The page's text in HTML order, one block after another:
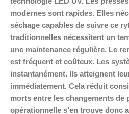
modernes sont rapides. Elles
séchage capables de suivre ce
traditionnelles nécessitent un
une maintenance régulière. Le
est fréquent et coûteux. Les
instantanément. Ils atteignent
immédiatement. Cela réduit
morts entre les changements de
opérationnelle s’en trouve donc